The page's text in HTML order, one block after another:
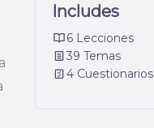
Includes
6 Lecciones
39 Temas
4 Cuestionarios